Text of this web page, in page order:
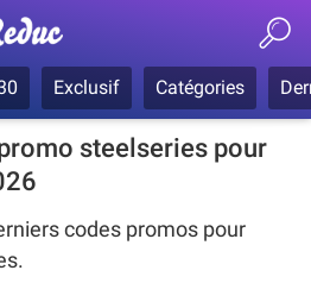
Exclusif Catégories
steelseries pour
codes promos pour